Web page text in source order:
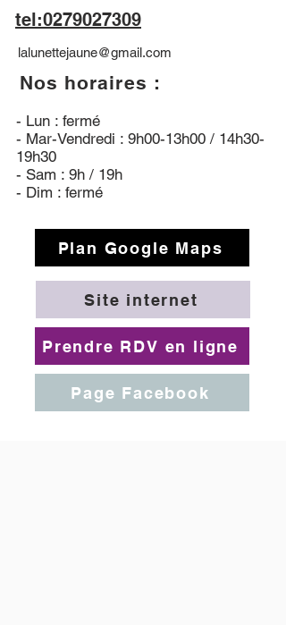
tel:0279027309
lalunettejaune@gmail.com
Nos horaires :
- Lun : fermé
- Mar-Vendredi : 9h00-13h00 / 14h30-
19h30
- Sam : 9h / 19h
- Dim : fermé
Plan Google Maps
Site internet
Prendre RDV en ligne
Page Facebook